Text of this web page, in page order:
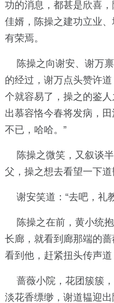
功的消息，都甚是欣喜
佳婿，陈操之建功立业
有荣焉。
陈操之向谢安、谢万
的经过，谢万点头赞许
个就容易了，操之的鉴
出慕容恪今春将发病，
不已，哈哈。”
陈操之微笑，又叙谈半
父，操之想去看望一下道
谢安笑道：“去吧，礼
陈操之在前，黄小统
长廊，就看到廊那端的
看到他，赶紧扭头传声
蔷薇小院，花团簇簇
淡花香缥缈，谢道韫迎